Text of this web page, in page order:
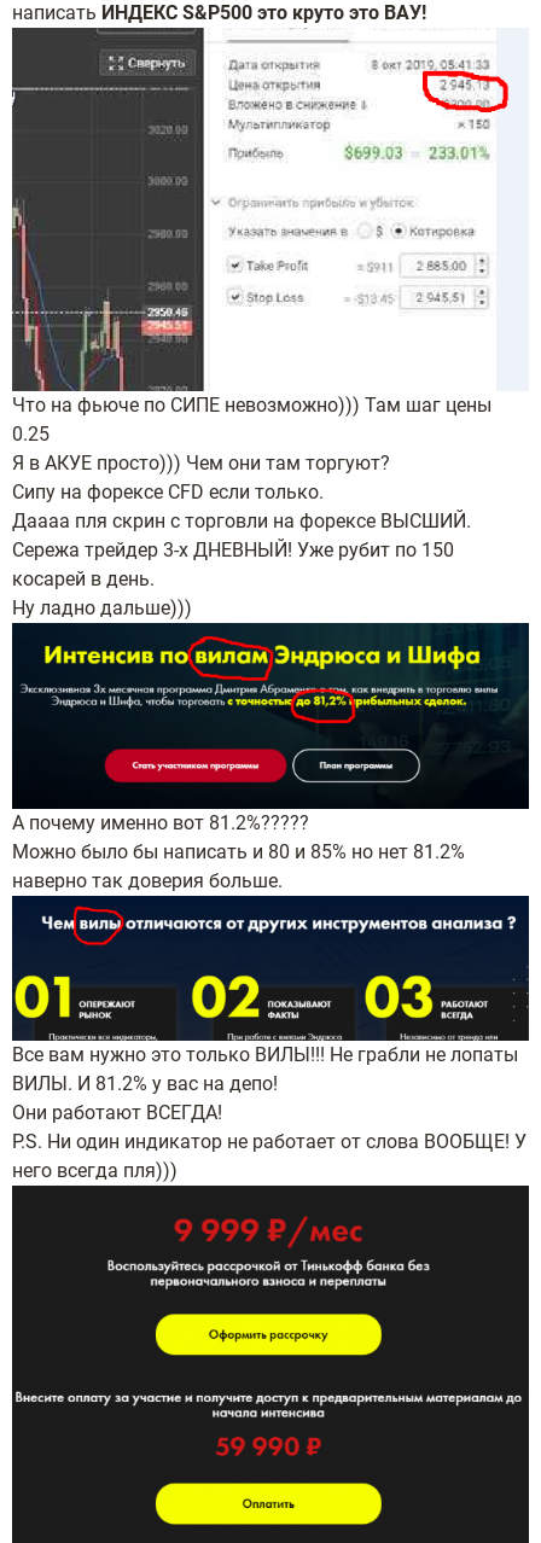
написать ИНДЕКС S&P500 это круто это ВАУ!
Что на фьюче по СИПЕ невозможно))) Там шаг цены
0.25
Я в АКУЕ просто))) Чем они там торгуют?
Сипу на форексе CFD если только.
Даааа пля скрин с торговли на форексе ВЫСШИЙ.
Сережа трейдер 3-х ДНЕВНЫЙ! Уже рубит по 150
косарей в день.
Ну ладно дальше)))
А почему именно вот 81.2%?????
Можно было бы написать и 80 и 85% но нет 81.2%
наверно так доверия больше.
Все вам нужно это только ВИЛЫ!!! Не грабли не лопаты
ВИЛЫ. И 81.2% у вас на депо!
Они работают ВСЕГДА!
P.S. Ни один индикатор не работает от слова ВООБЩЕ! У
него всегда пля)))